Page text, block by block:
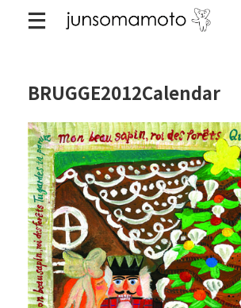
BRUGGE2012Calendar